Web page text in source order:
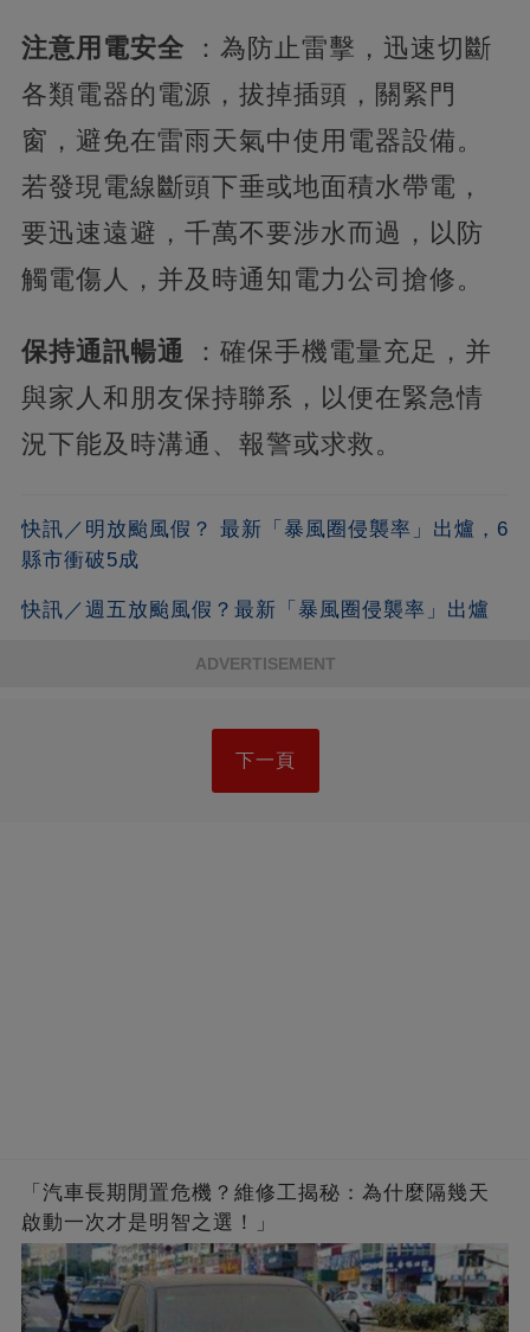
注意用電安全 ：為防止雷擊，迅速切斷
各類電器的電源，拔掉插頭，關緊門
窗，避免在雷雨天氣中使用電器設備。
若發現電線斷頭下垂或地面積水帶電，
要迅速遠避，千萬不要涉水而過，以防
觸電傷人，并及時通知電力公司搶修。
保持通訊暢通
：確保手機電量充足，并
與家人和朋友保持聯系，以便在緊急情
況下能及時溝通、報警或求救。
快訊／明放颱風假？ 最新「暴風圈侵襲率」出爐，6
縣市衝破5成
快訊／週五放颱風假？最新「暴風圈侵襲率」出爐
ADVERTISEMENT
下一頁
「汽車長期閒置危機？維修工揭秘：為什麼隔幾天
啟動一次才是明智之選！」